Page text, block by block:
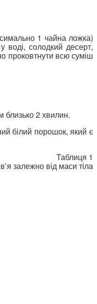
1 чайна ложка)
воді, солодкий десерт,
проковтнути всю суміш
2 хвилин.
білий порошок, який є
Таблиця 1
залежно від маси тіла